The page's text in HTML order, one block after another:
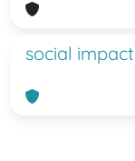
social impact